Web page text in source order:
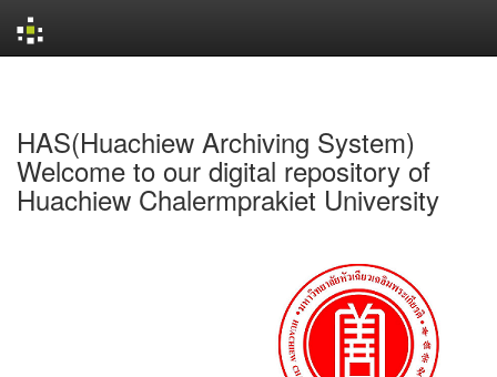
HAS(Huachiew Archiving System)
Welcome to our digital repository of
Huachiew Chalermprakiet University